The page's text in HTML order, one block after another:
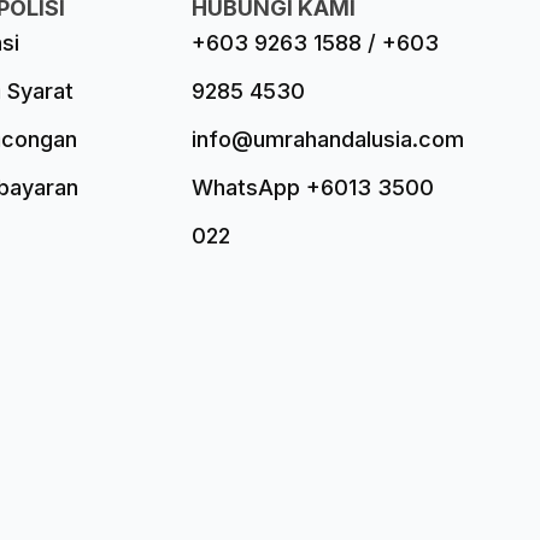
Syarat
HUBUNGI KAMI
+603 9263 1588 / +603
9285 4530
info@umrahandalusia.com
WhatsApp +6013 3500
022